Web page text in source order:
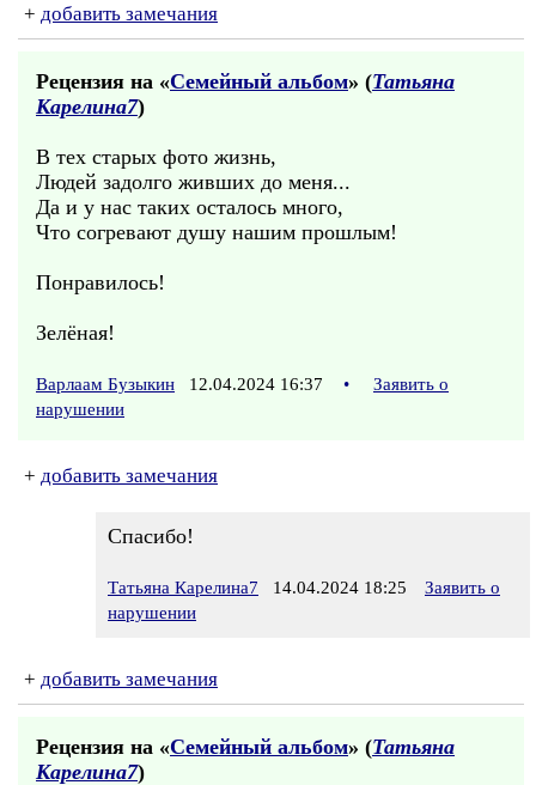
+ добавить замечания
Рецензия на «Семейный альбом» (Татьяна
Карелина7)
В тех старых фото жизнь,
Людей задолго живших до меня...
Да и у нас таких осталось много,
Что согревают душу нашим прошлым!
Понравилось!
Зелёная!
Варлаам Бузыкин 12.04.2024 16:37 •
Заявить о
нарушении
+ добавить замечания
Спасибо!
Татьяна Карелина7 14.04.2024 18:25
Заявить о
нарушении
+ добавить замечания
Рецензия на «Семейный альбом» (Татьяна
Карелина7)